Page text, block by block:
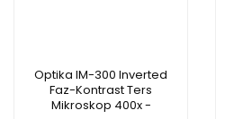
Optika IM-300 Inverted
Faz-Kontrast Ters
Mikroskop 400x -